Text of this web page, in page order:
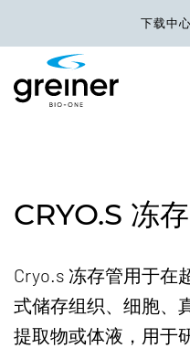
下载中心
CRYO.S 冻
Cryo.s 冻存管用于在
式储存组织、细胞、
提取物或体液，用于